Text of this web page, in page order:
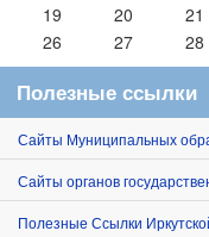
19
20 21
26
27 28
Полезные ссылки
Сайты Муниципальных
Сайты органов
Полезные Ссылки